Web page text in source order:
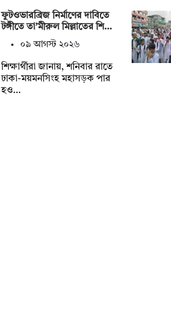
ফুটওভারব্রিজ নির্মাণের দাবিতে
টঙ্গীতে তা’মীরুল মিল্লাতের শি…
০৯ আগস্ট ২০২৬
শিক্ষার্থীরা জানায়, শনিবার রাতে
ঢাকা-ময়মনসিংহ মহাসড়ক পার
হও…